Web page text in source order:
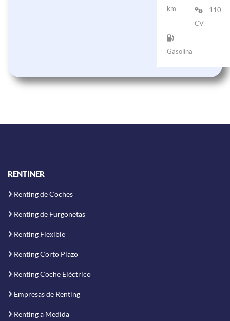
km
110
CV
Gasolina
RENTINER
Renting de Coches
Renting de Furgonetas
Renting Flexible
Renting Corto Plazo
Renting Coche Eléctrico
Empresas de Renting
Renting a Medida